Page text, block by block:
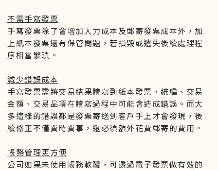
不需手寫發票
手寫發票除了會增加人力成本及郵寄發票成本外，加
上紙本發票還有保管問題，若損毀或遺失後續處理程
序相當繁瑣。
減少錯誤成本
手寫發票需將交易結果謄寫到紙本發票，統編、交易
金額、交易品項在謄寫過程中可能會造成錯誤。而大
多這樣的錯誤都是發票寄送到客戶手上才會發現，後
續修正不僅費時費事，還必須額外花費郵寄的費用。
帳務管理更方便
公司如果未使用帳務軟體，可透過電子發票做有效的